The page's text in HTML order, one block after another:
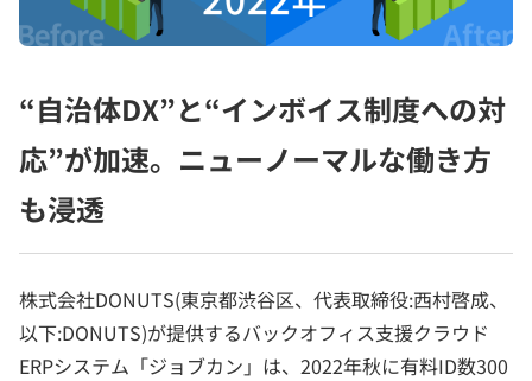
“自治体DX”と“インボイス制度への対
応”が加速。ニューノーマルな働き方
も浸透
株式会社DONUTS(東京都渋谷区、代表取締役:西村啓成、
以下:DONUTS)が提供するバックオフィス支援クラウド
ERPシステム「ジョブカン」は、2022年秋に有料ID数300